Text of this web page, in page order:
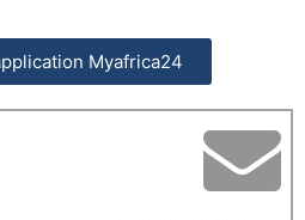
Myafrica24